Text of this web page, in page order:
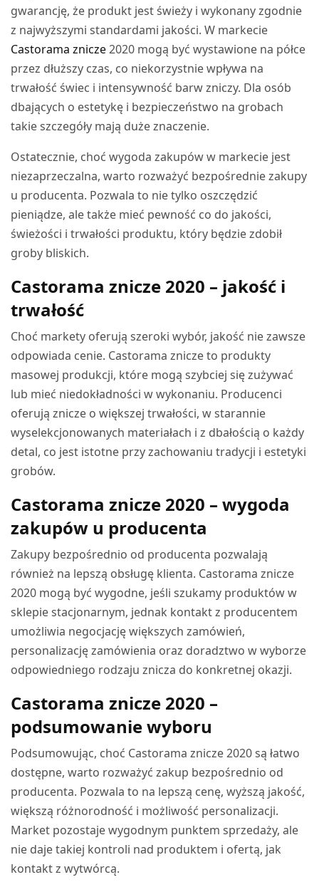
gwarancję, że produkt jest świeży i wykonany zgodnie
z najwyższymi standardami jakości. W markecie
Castorama znicze2020 mogą być wystawione na półce
przez dłuższy czas, co niekorzystnie wpływa na
trwałość świec i intensywność barw zniczy. Dla osób
dbających o estetykę i bezpieczeństwo na grobach
takie szczegóły mają duże znaczenie.
Ostatecznie, choć wygoda zakupów w markecie jest
niezaprzeczalna, warto rozważyć bezpośrednie zakupy
u producenta. Pozwala to nie tylko oszczędzić
pieniądze, ale także mieć pewność co do jakości,
świeżości i trwałości produktu, który będzie zdobił
groby bliskich.
Castorama znicze 2020 – jakość i
trwałość
Choć markety oferują szeroki wybór, jakość nie zawsze
odpowiada cenie. Castorama znicze to produkty
masowej produkcji, które mogą szybciej się zużywać
lub mieć niedokładności w wykonaniu. Producenci
oferują znicze o większej trwałości, w starannie
wyselekcjonowanych materiałach i z dbałością o każdy
detal, co jest istotne przy zachowaniu tradycji i estetyki
grobów.
Castorama znicze 2020 – wygoda
zakupów u producenta
Zakupy bezpośrednio od producenta pozwalają
również na lepszą obsługę klienta. Castorama znicze
2020 mogą być wygodne, jeśli szukamy produktów w
sklepie stacjonarnym, jednak kontakt z producentem
umożliwia negocjację większych zamówień,
personalizację zamówienia oraz doradztwo w wyborze
odpowiedniego rodzaju znicza do konkretnej okazji.
Castorama znicze 2020 –
podsumowanie wyboru
Podsumowując, choć Castorama znicze 2020 są łatwo
dostępne, warto rozważyć zakup bezpośrednio od
producenta. Pozwala to na lepszą cenę, wyższą jakość,
większą różnorodność i możliwość personalizacji.
Market pozostaje wygodnym punktem sprzedaży, ale
nie daje takiej kontroli nad produktem i ofertą, jak
kontakt z wytwórcą.